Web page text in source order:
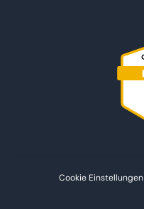
Cookie Einstellungen